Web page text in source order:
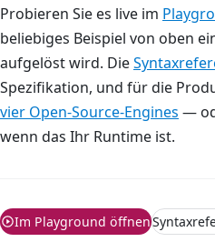
Probieren Sie es live im
beliebiges Beispiel von oben
aufgelöst wird. Die
Spezifikation, und für die
vier Open-Source-Engines —
wenn das Ihr Runtime ist.
Im Playground öffnen